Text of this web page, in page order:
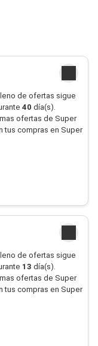
lleno de ofertas sigue
40 día(s).
ofertas de Super
tus compras en Super
lleno de ofertas sigue
13 día(s).
ofertas de Super
tus compras en Super